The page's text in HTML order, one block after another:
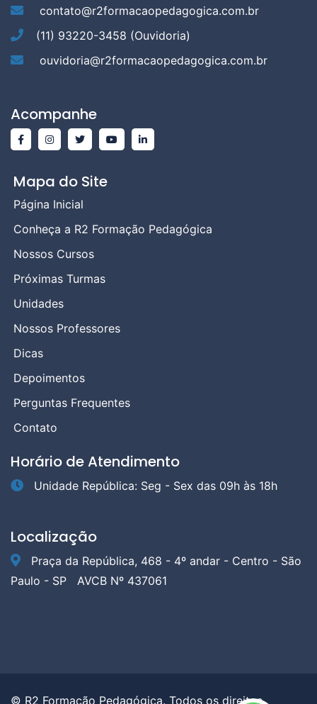
contato@r2formacaopedagogica.com.br
(11) 93220-3458 (Ouvidoria)
ouvidoria@r2formacaopedagogica.com.br
Acompanhe
Mapa do Site
Página Inicial
Conheça a R2 Formação Pedagógica
Nossos Cursos
Próximas Turmas
Unidades
Nossos Professores
Dicas
Depoimentos
Perguntas Frequentes
Contato
Horário de Atendimento
Unidade República: Seg - Sex das 09h às 18h
Localização
Praça da República, 468 - 4º andar - Centro - São
Paulo - SP
AVCB Nº 437061
© R2 Formação Pedagógica. Todos os direitos